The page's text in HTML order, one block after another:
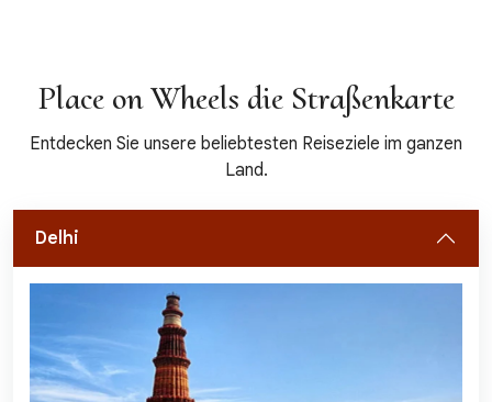
Place on Wheels die Straßenkarte
Entdecken Sie unsere beliebtesten Reiseziele im ganzen
Land.
Delhi